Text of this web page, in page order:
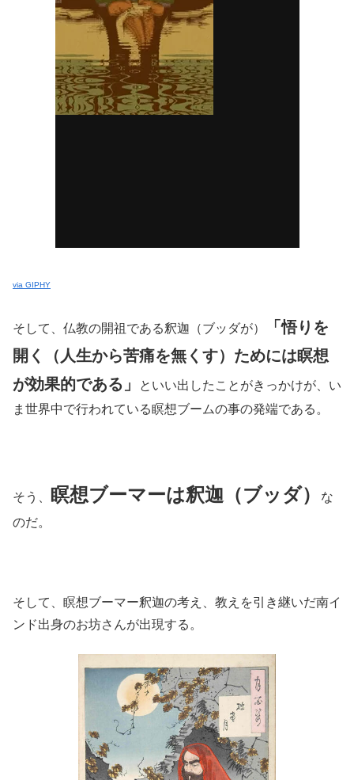
via GIPHY
そして、仏教の開祖である釈迦（ブッダが）
「悟りを
開く（人生から苦痛を無くす）ためには瞑想
が効果的である」
といい出したことがきっかけが、い
ま世界中で行われている瞑想ブームの事の発端である。
そう、 瞑想ブーマーは釈迦（ブッダ）
な
のだ。
そして、瞑想ブーマー釈迦の考え、教えを引き継いだ南イ
ンド出身のお坊さんが出現する。